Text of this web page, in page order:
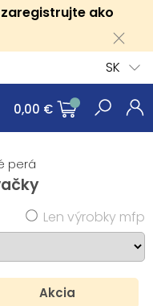
ako
SK
0,00 €
perá
Len výrobky mfp
Akcia